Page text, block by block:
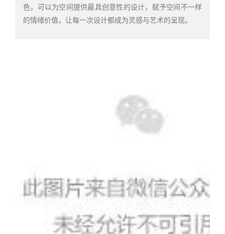
色，可以为空间提供最具创意性的设计，赋予空间不一样
的情绪价值，让每一次设计都成为灵感与艺术的呈现。